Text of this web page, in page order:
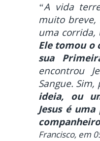
“A vida
muito breve,
uma corrida,
Ele tomou o
sua
encontrou
Sangue. Sim,
ideia, ou
Jesus é
Francisco, em